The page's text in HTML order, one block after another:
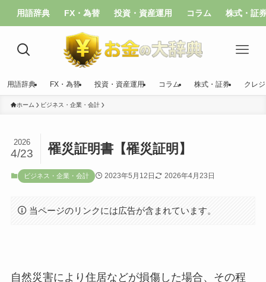
用語辞典 FX・為替 投資・資産運用 コラム 株式・証
用語辞典 FX・為替 投資・資産運用 コラム 株式・証券 クレ
ホーム ビジネス・企業・会計
罹災証明書【罹災証明】
2026
4/23
ビジネス・企業・会計 2023年5月12日 2026年4月23日
当ページのリンクには広告が含まれています。
自然災害により住居などが損傷した場合、その程